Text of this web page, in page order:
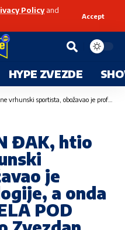
Policyand
Accept
HYPE ZVEZDE
je ULICA UZELA POD SVOJE! Ko je bio Zvezdan Slavnić prije ZLOČINA koji mu je zapečatio sudbinu
ĐAK, htio
je
a onda
POD